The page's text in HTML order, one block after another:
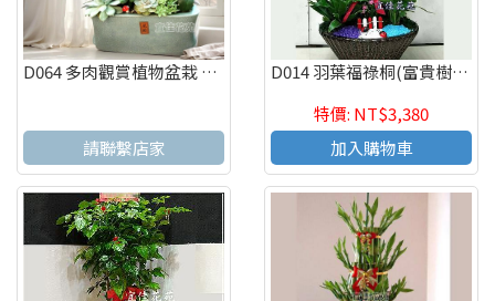
D064 多肉觀賞植物盆栽 辦公室療癒紓壓盆栽 觀葉盆栽
請聯繫店家
D014 羽葉福祿桐(富貴樹) 喬遷之喜 榮陞誌喜盆栽
特價: NT$3,380
加入購物車